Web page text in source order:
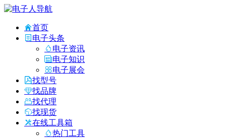
首页
电子头条
电子资讯
电子知识
电子展会
找型号
找品牌
找代理
找现货
在线工具箱
热门工具